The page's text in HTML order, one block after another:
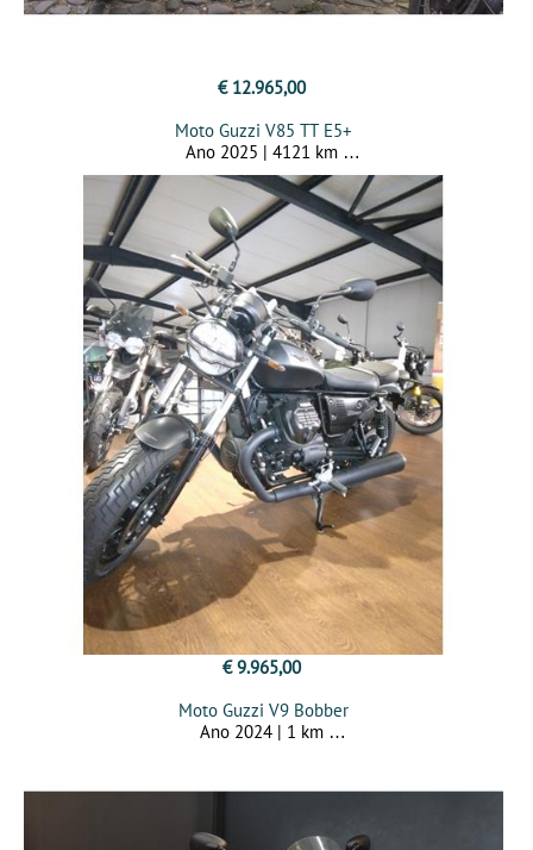
€ 12.965,00
Moto Guzzi V85 TT E5+
Ano 2025 | 4121 km
€ 9.965,00
Moto Guzzi V9 Bobber
Ano 2024 | 1 km